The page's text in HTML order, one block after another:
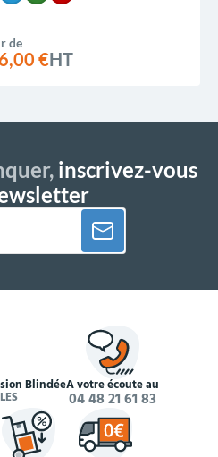
de
€HT
inscrivez-vous
BlindéeÀ votre écoute au
04 48 21 61 83